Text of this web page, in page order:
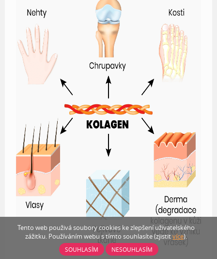
Tento web použivá soubory cookies ke zlepšení uživatelského
zážitku. Používáním webu s tímto souhlasíte (zjistitvíce).
SOUHLASÍM NESOUHLASÍM